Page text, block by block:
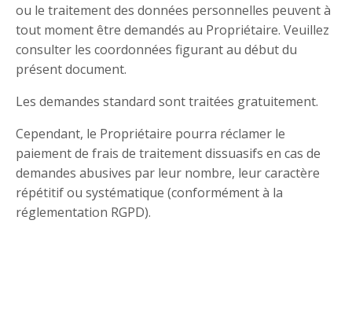
ou le traitement des données personnelles peuvent à
tout moment être demandés au Propriétaire. Veuillez
consulter les coordonnées figurant au début du
présent document.
Les demandes standard sont traitées gratuitement.
Cependant, le Propriétaire pourra réclamer le
paiement de frais de traitement dissuasifs en cas de
demandes abusives par leur nombre, leur caractère
répétitif ou systématique (conformément à la
réglementation RGPD).